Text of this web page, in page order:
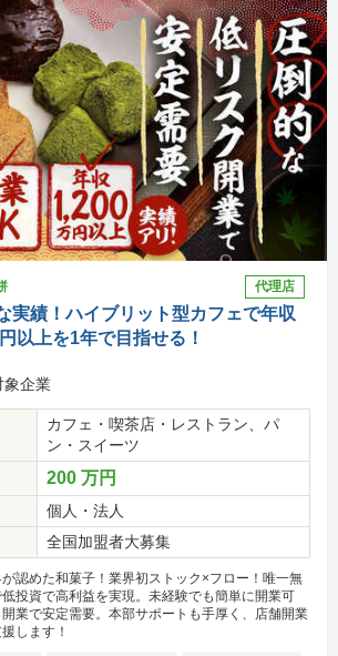
代理店
実績！ハイブリット型カフェで年収
以上を1年で目指せる！
象企業
カフェ・喫茶店・レストラン、パ
ン・スイーツ
200 万円
個人・法人
全国加盟者大募集
が認めた和菓子！業界初ストック×フロー！唯一無
投資で高利益を実現。未経験でも簡単に開業可
業で安定需要。本部サポートも手厚く、店舗開業
します！